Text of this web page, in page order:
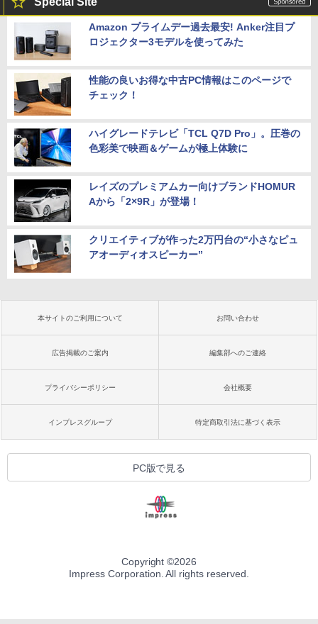
Amazon プライムデー過去最安! Anker注目プ
ロジェクター3モデルを使ってみた
性能の良いお得な中古PC情報はこのページで
チェック！
ハイグレードテレビ「TCL Q7D Pro」。圧巻の
色彩美で映画＆ゲームが極上体験に
レイズのプレミアムカー向けブランドHOMUR
Aから「2×9R」が登場！
クリエイティブが作った2万円台の“小さなピュ
アオーディオスピーカー”
本サイトのご利用について お問い合わせ
広告掲載のご案内 編集部へのご連絡
プライバシーポリシー 会社概要
インプレスグループ 特定商取引法に基づく表示
PC版で見る
Copyright ©2026
Impress Corporation. All rights reserved.